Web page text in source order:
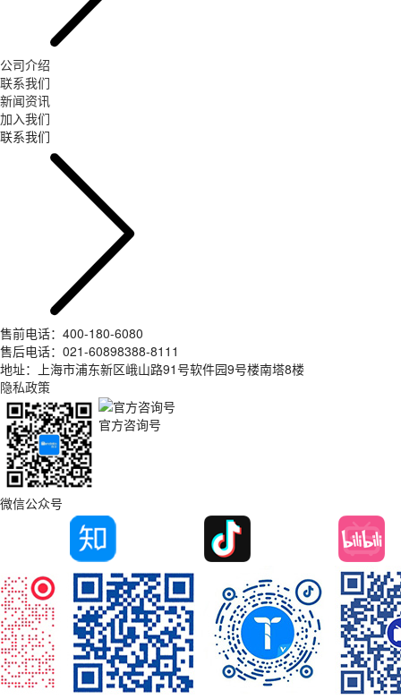
公司介绍
联系我们
新闻资讯
加入我们
联系我们
售前电话：400-180-6080
售后电话：021-60898388-8111
地址：上海市浦东新区峨山路91号软件园9号楼南塔8楼
隐私政策
微信公众号
官方咨询号